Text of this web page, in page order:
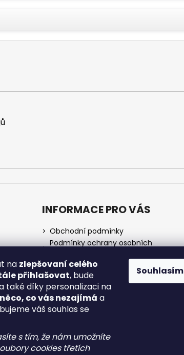
na zlepšovaní celého
přihlašovat, bude
také díky personalizaci na
co vás nezajímá a
váš souhlas se
s tím, že nám umožníte
cookies třetích
Souhlasím
INFORMACE PRO VÁS
Obchodní podmínky
Podmínky ochrany osobních
O nás
Doprava a platba
Zrušení objednávky
Reklamace a vrácení zboží
Spotřební daň